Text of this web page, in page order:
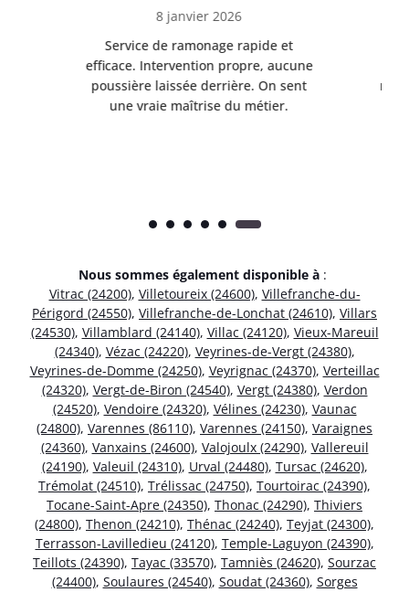
24 janvier 2026
Très bon travail de débistrage et
ramonage. Cheminée parfaitement
nettoyée et fonctionnement nettement
amélioré. Je recommande sans
Nous sommes également disponible à :
Vitrac (24200), Villetoureix (24600), Villefranche-du-
Périgord (24550), Villefranche-de-Lonchat (24610), Villars
(24530), Villamblard (24140), Villac (24120), Vieux-Mareuil
(24340), Vézac (24220), Veyrines-de-Vergt (24380),
Veyrines-de-Domme (24250), Veyrignac (24370), Verteillac
(24320), Vergt-de-Biron (24540), Vergt (24380), Verdon
(24520), Vendoire (24320), Vélines (24230), Vaunac
(24800), Varennes (86110), Varennes (24150), Varaignes
(24360), Vanxains (24600), Valojoulx (24290), Vallereuil
(24190), Valeuil (24310), Urval (24480), Tursac (24620),
Trémolat (24510), Trélissac (24750), Tourtoirac (24390),
Tocane-Saint-Apre (24350), Thonac (24290), Thiviers
(24800), Thenon (24210), Thénac (24240), Teyjat (24300),
Terrasson-Lavilledieu (24120), Temple-Laguyon (24390),
Teillots (24390), Tayac (33570), Tamniès (24620), Sourzac
(24400), Soulaures (24540), Soudat (24360), Sorges